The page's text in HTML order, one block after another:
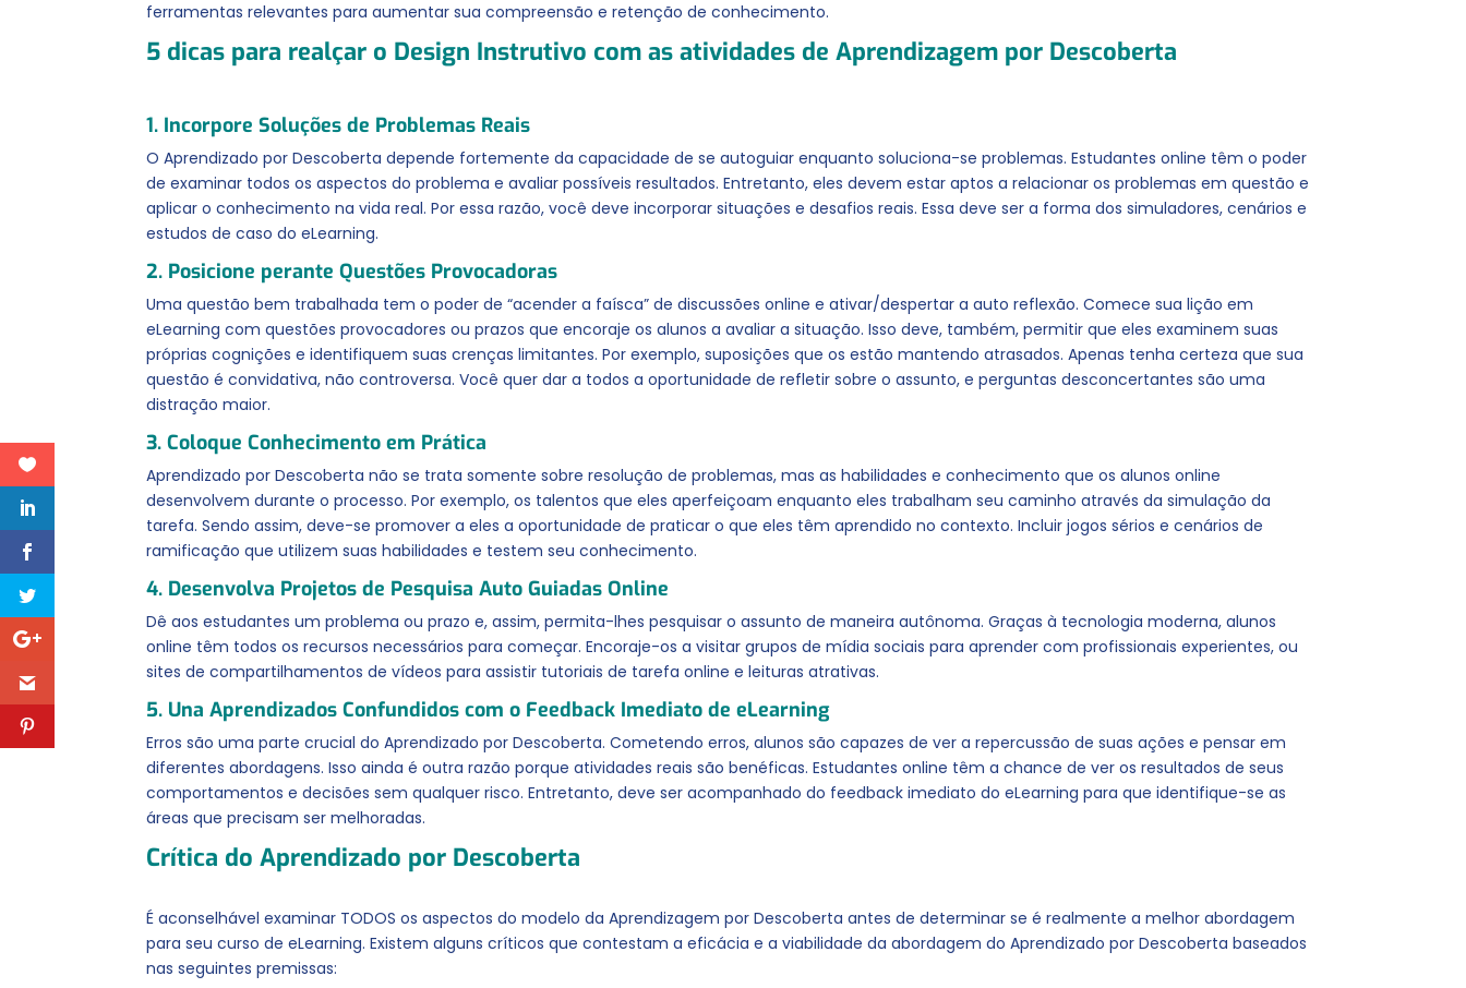
ferramentas relevantes para aumentar sua compreensão e retenção de conhecimento.
5 dicas para realçar o Design Instrutivo com as atividades de Aprendizagem por Descoberta
1. Incorpore Soluções de Problemas Reais
O Aprendizado por Descoberta depende fortemente da capacidade de se autoguiar enquanto soluciona-se problemas. Estudantes online têm o poder
de examinar todos os aspectos do problema e avaliar possíveis resultados. Entretanto, eles devem estar aptos a relacionar os problemas em questão e
aplicar o conhecimento na vida real. Por essa razão, você deve incorporar situações e desafios reais. Essa deve ser a forma dos simuladores, cenários e
estudos de caso do eLearning.
2. Posicione perante Questões Provocadoras
Uma questão bem trabalhada tem o poder de “acender a faísca” de discussões online e ativar/despertar a auto reflexão. Comece sua lição em
eLearning com questões provocadores ou prazos que encoraje os alunos a avaliar a situação. Isso deve, também, permitir que eles examinem suas
próprias cognições e identifiquem suas crenças limitantes. Por exemplo, suposições que os estão mantendo atrasados. Apenas tenha certeza que sua
questão é convidativa, não controversa. Você quer dar a todos a oportunidade de refletir sobre o assunto, e perguntas desconcertantes são uma
distração maior.
3. Coloque Conhecimento em Prática
Aprendizado por Descoberta não se trata somente sobre resolução de problemas, mas as habilidades e conhecimento que os alunos online
desenvolvem durante o processo. Por exemplo, os talentos que eles aperfeiçoam enquanto eles trabalham seu caminho através da simulação da
tarefa. Sendo assim, deve-se promover a eles a oportunidade de praticar o que eles têm aprendido no contexto. Incluir jogos sérios e cenários de
ramificação que utilizem suas habilidades e testem seu conhecimento.
4. Desenvolva Projetos de Pesquisa Auto Guiadas Online
Dê aos estudantes um problema ou prazo e, assim, permita-lhes pesquisar o assunto de maneira autônoma. Graças à tecnologia moderna, alunos
online têm todos os recursos necessários para começar. Encoraje-os a visitar grupos de mídia sociais para aprender com profissionais experientes, ou
sites de compartilhamentos de vídeos para assistir tutoriais de tarefa online e leituras atrativas.
5. Una Aprendizados Confundidos com o Feedback Imediato de eLearning
Erros são uma parte crucial do Aprendizado por Descoberta. Cometendo erros, alunos são capazes de ver a repercussão de suas ações e pensar em
diferentes abordagens. Isso ainda é outra razão porque atividades reais são benéficas. Estudantes online têm a chance de ver os resultados de seus
comportamentos e decisões sem qualquer risco. Entretanto, deve ser acompanhado do feedback imediato do eLearning para que identifique-se as
áreas que precisam ser melhoradas.
Crítica do Aprendizado por Descoberta
É aconselhável examinar TODOS os aspectos do modelo da Aprendizagem por Descoberta antes de determinar se é realmente a melhor abordagem
para seu curso de eLearning. Existem alguns críticos que contestam a eficácia e a viabilidade da abordagem do Aprendizado por Descoberta baseados
nas seguintes premissas: